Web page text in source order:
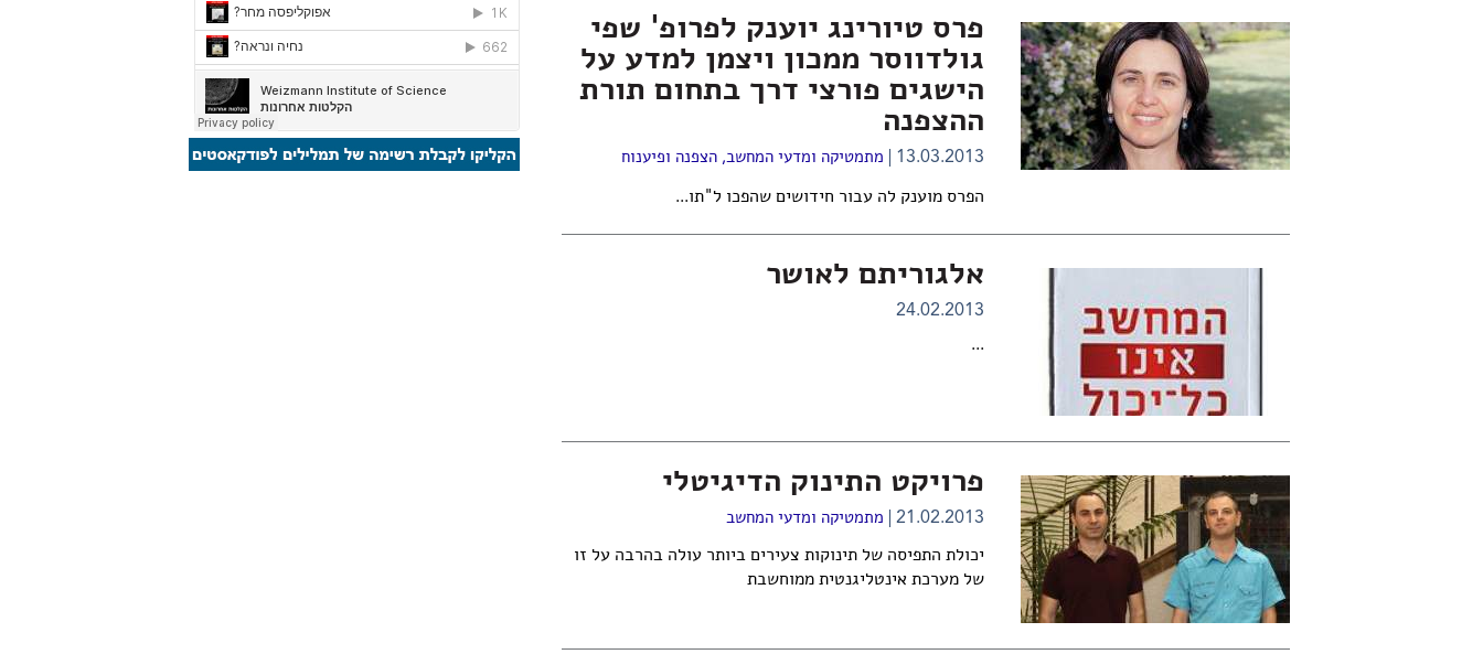
פרס טיורינג יוענק לפרופ' שפי
גולדווסר ממכון ויצמן למדע על
הישגים פורצי דרך בתחום תורת
ההצפנה
13.03.2013 מתמטיקה ומדעי המחשב,הצפנה ופיענוח
הפרס מוענק לה עבור חידושים שהפכו ל"תו...
אלגוריתם לאושר
24.02.2013
...
פרויקט התינוק הדיגיטלי
21.02.2013 מתמטיקה ומדעי המחשב
יכולת התפיסה של תינוקות צעירים ביותר עולה בהרבה על זו
של מערכת אינטליגנטית ממוחשבת